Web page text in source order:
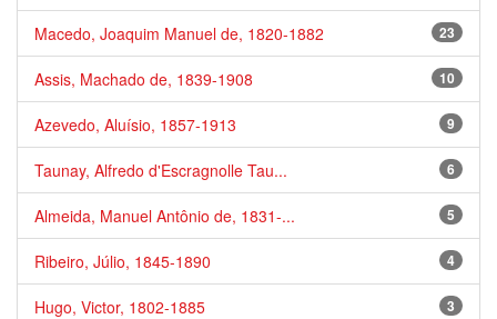
23
Macedo, Joaquim Manuel de, 1820-1882
10
Assis, Machado de, 1839-1908
9
Azevedo, Aluísio, 1857-1913
6
Taunay, Alfredo d'Escragnolle Tau...
5
Almeida, Manuel Antônio de, 1831-...
4
Ribeiro, Júlio, 1845-1890
3
Hugo, Victor, 1802-1885